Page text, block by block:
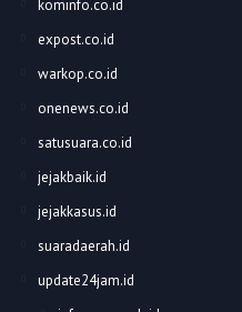
kominfo.co.id
expost.co.id
warkop.co.id
onenews.co.id
satusuara.co.id
jejakbaik.id
jejakkasus.id
suaradaerah.id
update24jam.id